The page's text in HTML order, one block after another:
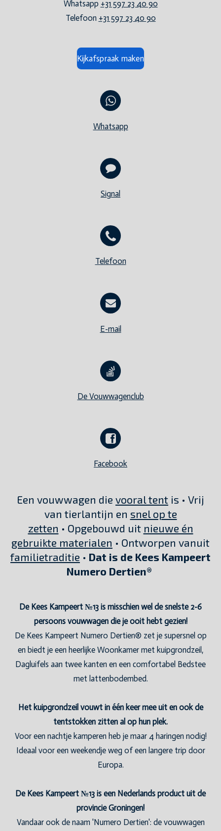
Whatsapp +31 597 23 40 90
Telefoon +31 597 23 40 90
Kijkafspraak maken
Whatsapp
Signal
Telefoon
E-mail
De Vouwwagenclub
Facebook
Een vouwwagen die vooral tent is • Vrij
van tierlantijn en snel op te
zetten • Opgebouwd uit nieuwe én
gebruikte materialen • Ontworpen vanuit
familietraditie • Dat is de Kees Kampeert
Numero Dertien®
De Kees Kampeert №13 is misschien wel de snelste 2-6
persoons vouwwagen die je ooit hebt gezien!
De Kees Kampeert Numero Dertien® zet je supersnel op
en biedt je een heerlijke Woonkamer met kuipgrondzeil,
Dagluifels aan twee kanten en een comfortabel Bedstee
met lattenbodembed.
Het kuipgrondzeil vouwt in één keer mee uit en ook de
tentstokken zitten al op hun plek.
Voor een nachtje kamperen heb je maar 4 haringen nodig!
Ideaal voor een weekendje weg of een langere trip door
Europa.
De Kees Kampeert №13 is een Nederlands product uit de
provincie Groningen!
Vandaar ook de naam 'Numero Dertien': de vouwwagen